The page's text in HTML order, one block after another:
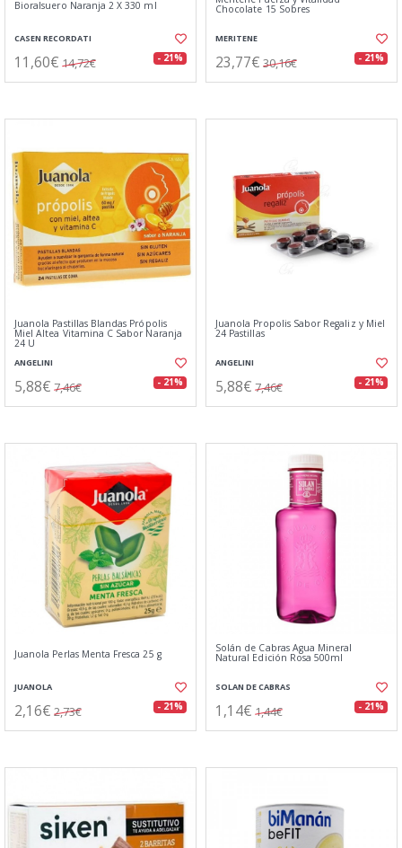
Bioralsuero Naranja 2 X 330 ml
CASEN RECORDATI
11,60€ 14,72€ - 21%
Chocolate 15 Sobres
MERITENE
23,77€ 30,16€ - 21%
Juanola Pastillas Blandas Própolis
Miel Altea Vitamina C Sabor Naranja
24 U
ANGELINI
5,88€ 7,46€ - 21%
Juanola Propolis Sabor Regaliz y Miel
24 Pastillas
ANGELINI
5,88€ 7,46€ - 21%
Juanola Perlas Menta Fresca 25 g
JUANOLA
2,16€ 2,73€ - 21%
Solán de Cabras Agua Mineral
Natural Edición Rosa 500ml
SOLAN DE CABRAS
1,14€ 1,44€ - 21%